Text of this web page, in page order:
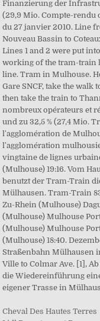
Cheval Des Hautes Terres